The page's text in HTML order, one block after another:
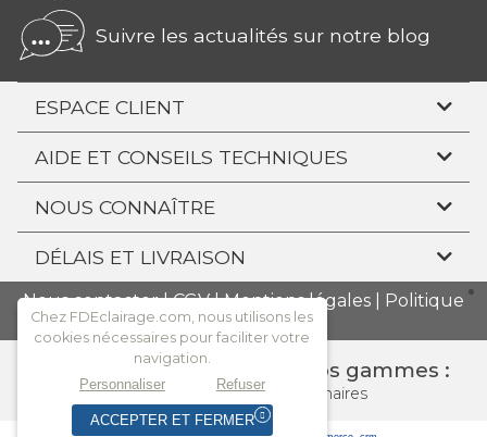
Suivre les actualités sur notre blog
ESPACE CLIENT
AIDE ET CONSEILS TECHNIQUES
NOUS CONNAÎTRE
DÉLAIS ET LIVRAISON
Nous contacter|CGV|Mentions légales
Politique
de confidentialité
Consulter l'ensemble de nos gammes :
Tous les spots Nos luminaires
Chez FDEclairage.com, nous utilisons les
cookies nécessaires pour faciliter votre
navigation.
ACCEPTER ET FERMER
Refuser
Personnaliser